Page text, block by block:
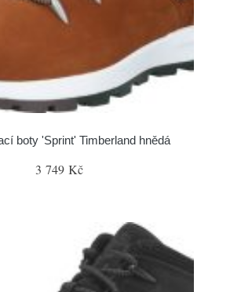
boty 'Sprint' Timberland hnědá
3 749 Kč